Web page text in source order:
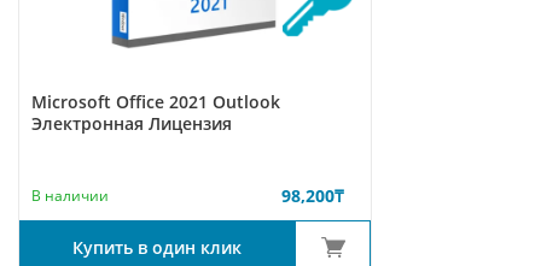
Microsoft Office 2021 Outlook
Электронная Лицензия
В наличии 98,200₸
Купить в один клик